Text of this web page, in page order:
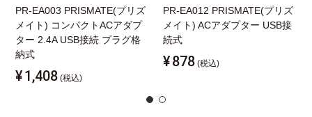
PR-EA003 PRISMATE(プリズ
メイト) コンパクトACアダプ
ター 2.4A USB接続 プラグ格
納式
¥1,408 (税込)
PR-EA012 PRISMATE(プリズ
メイト) ACアダプター USB接
続式
¥878 (税込)